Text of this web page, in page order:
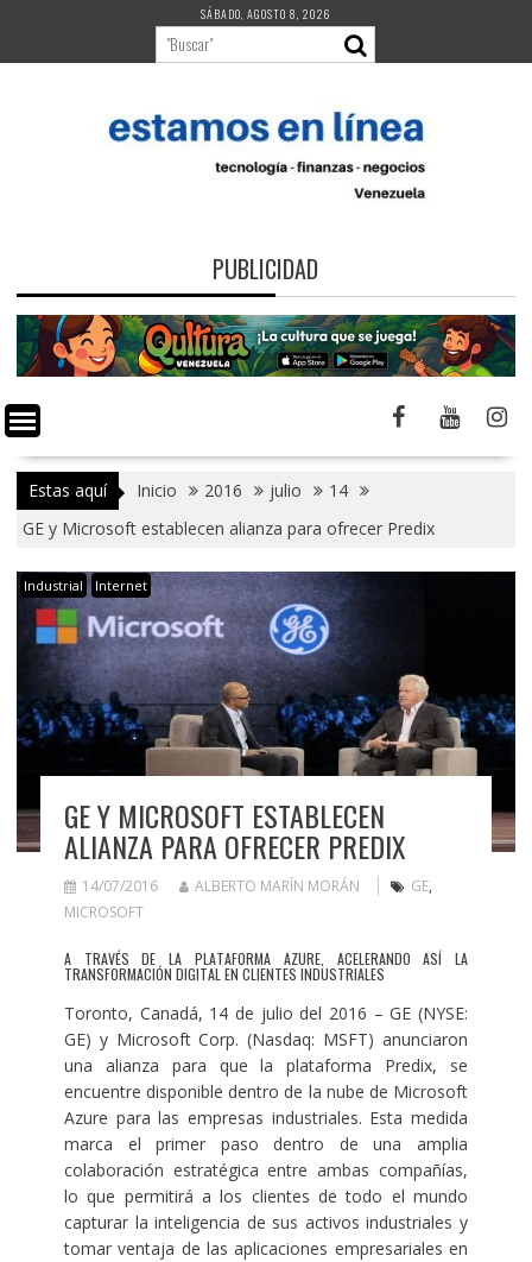
contenido
SÁBADO, AGOSTO 8, 2026
PUBLICIDAD
Estas aquí Inicio 2016 julio
14
GE y Microsoft establecen alianza para ofrecer Predix
Industrial Internet
GE Y MICROSOFT ESTABLECEN
ALIANZA PARA OFRECER PREDIX
14/07/2016 ALBERTO MARÍN MORÁN GE,
MICROSOFT
A TRAVÉS DE LA PLATAFORMA AZURE, ACELERANDO ASÍ LA
TRANSFORMACIÓN DIGITAL EN CLIENTES INDUSTRIALES
Toronto, Canadá, 14 de julio del 2016 – GE (NYSE:
GE) y Microsoft Corp. (Nasdaq: MSFT) anunciaron
una alianza para que la plataforma Predix, se
encuentre disponible dentro de la nube de Microsoft
Azure para las empresas industriales. Esta medida
marca el primer paso dentro de una amplia
colaboración estratégica entre ambas compañías,
lo que permitirá a los clientes de todo el mundo
capturar la inteligencia de sus activos industriales y
tomar ventaja de las aplicaciones empresariales en